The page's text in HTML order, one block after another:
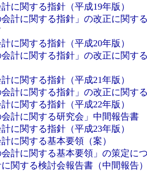
に関する指針（平成19年版）
会計に関する指針」の改正に関す
に関する指針（平成20年版）
会計に関する指針」の改正に関す
に関する指針（平成21年版）
会計に関する指針」の改正に関す
に関する指針（平成22年版）
会計に関する研究会」中間報告書
に関する指針（平成23年版）
に関する基本要領（案）
会計に関する基本要領」の策定に
関する検討会報告書（中間報告